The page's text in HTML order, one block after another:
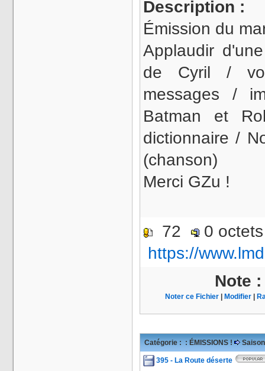
Description :
Émission du
Applaudir
de Cyril /
messages /
Batman et
dictionnaire /
(chanson)
Merci GZu !
72
0
https://
Note
Noter ce Fichier Modifier
Catégorie : : ÉMISSIONS !
395 - La Route déserte